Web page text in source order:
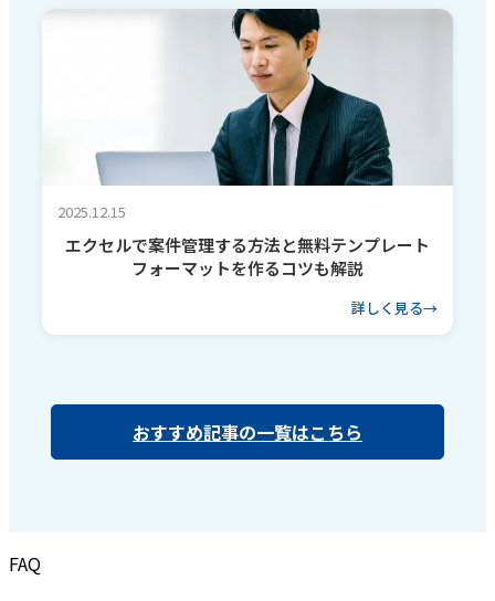
2025.12.15
エクセルで案件管理する方法と無料テンプレート
フォーマットを作るコツも解説
詳しく見る
おすすめ記事の一覧はこちら
FAQ